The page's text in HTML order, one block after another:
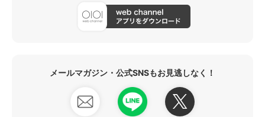
メールマガジン・公式SNSもお見逃しなく！